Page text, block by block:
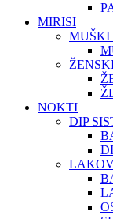
MIRISI
MUŠKI
NOKTI
DIP